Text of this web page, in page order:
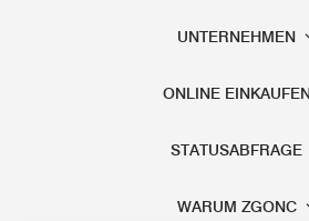
UNTERNEHMEN
ONLINE
STATUSABFRAGE
WARUM ZGONC